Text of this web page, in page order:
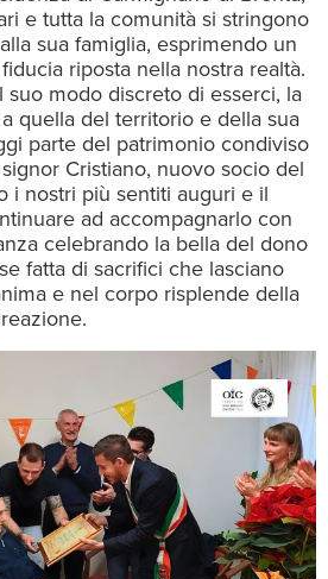
e tutta la comunità si stringono
sua famiglia, esprimendo un
riposta nella nostra realtà.
suo modo discreto di esserci, la
quella del territorio e della sua
parte del patrimonio condiviso
Cristiano, nuovo socio del
i nostri più sentiti auguri e il
ad accompagnarlo con
celebrando la bella del dono
fatta di sacrifici che lasciano
e nel corpo risplende della